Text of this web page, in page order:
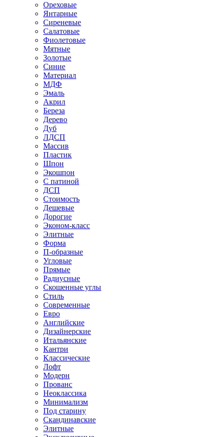
Ореховые
Янтарные
Сиреневые
Салатовые
Фиолетовые
Мятные
Золотые
Синие
Материал
МДФ
Эмаль
Акрил
Береза
Дерево
Дуб
ЛДСП
Массив
Пластик
Шпон
Экошпон
С патиной
ДСП
Стоимость
Дешевые
Дорогие
Эконом-класс
Элитные
Форма
П-образные
Угловые
Прямые
Радиусные
Скошенные углы
Стиль
Современные
Евро
Английские
Дизайнерские
Итальянские
Кантри
Классические
Лофт
Модерн
Прованс
Неоклассика
Минимализм
Под старину
Скандинавские
Элитные